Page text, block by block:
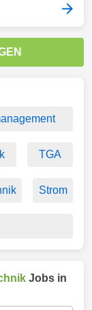
TGA
Strom
Jobs in